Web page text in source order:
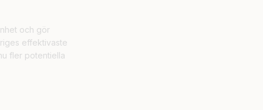
och gör
effektivaste
fler potentiella